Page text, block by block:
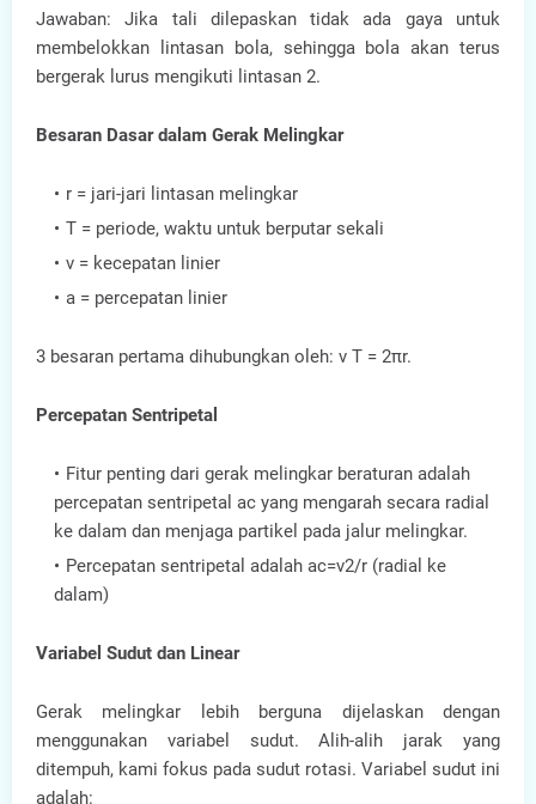
Jawaban: Jika tali dilepaskan tidak ada gaya untuk
membelokkan lintasan bola, sehingga bola akan terus
bergerak lurus mengikuti lintasan 2.
Besaran Dasar dalam Gerak Melingkar
r = jari-jari lintasan melingkar
T = periode, waktu untuk berputar sekali
v = kecepatan linier
a = percepatan linier
3 besaran pertama dihubungkan oleh: v T = 2πr.
Percepatan Sentripetal
Fitur penting dari gerak melingkar beraturan adalah
percepatan sentripetal ac yang mengarah secara radial
ke dalam dan menjaga partikel pada jalur melingkar.
Percepatan sentripetal adalah ac=v2/r (radial ke
dalam)
Variabel Sudut dan Linear
Gerak melingkar lebih berguna dijelaskan dengan
menggunakan variabel sudut. Alih-alih jarak yang
ditempuh, kami fokus pada sudut rotasi. Variabel sudut ini
adalah: